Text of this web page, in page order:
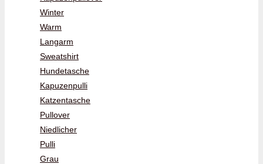
Winter
Warm
Langarm
Sweatshirt
Hundetasche
Kapuzenpulli
Katzentasche
Pullover
Niedlicher
Pulli
Grau